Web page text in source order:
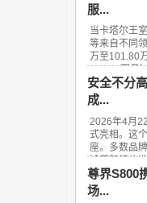
服...
当卡塔尔王
等来自不同
万至101.80
101.80万元
安全不分
成...
2026年4月
式亮相。这
座。多数品
鸿蒙智行的
尊界S800
场...